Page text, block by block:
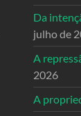
Da
julho de
A
2026
A